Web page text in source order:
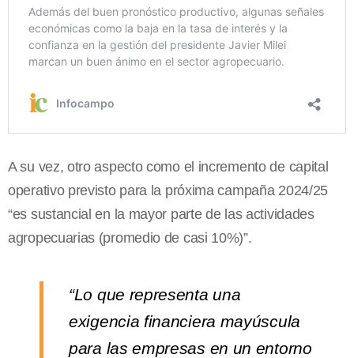
A su vez, otro aspecto como el incremento de capital
operativo previsto para la próxima campaña 2024/25
“es sustancial en la mayor parte de las actividades
agropecuarias (promedio de casi 10%)”.
“Lo que representa una
exigencia financiera mayúscula
para las empresas en un entorno